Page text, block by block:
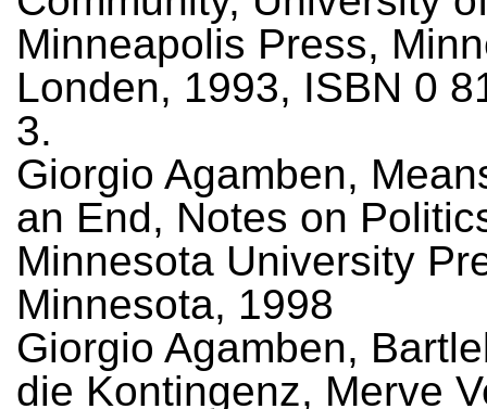
Minneapolis Press,
Londen, 1993, ISBN 0
3.
Giorgio Agamben,
an End, Notes on
Minnesota University
Minnesota, 1998
Giorgio Agamben,
die Kontingenz, Merve